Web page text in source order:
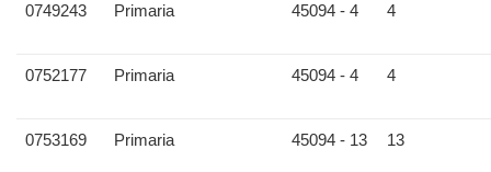
0749243 Primaria 45094 - 4 4
0752177 Primaria 45094 - 4 4
0753169 Primaria 45094 - 13 13